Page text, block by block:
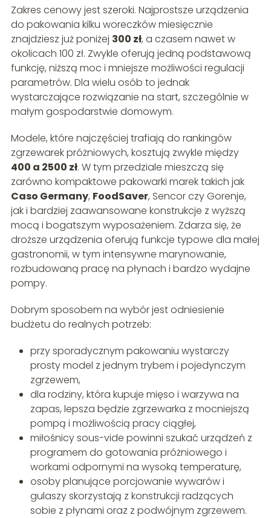
Zakres cenowy jest szeroki. Najprostsze urządzenia
do pakowania kilku woreczków miesięcznie
znajdziesz już poniżej 300 zł, a czasem nawet w
okolicach 100 zł. Zwykle oferują jedną podstawową
funkcję, niższą moc i mniejsze możliwości regulacji
parametrów. Dla wielu osób to jednak
wystarczające rozwiązanie na start, szczególnie w
małym gospodarstwie domowym.
Modele, które najczęściej trafiają do rankingów
zgrzewarek próżniowych, kosztują zwykle między
400 a 2500 zł. W tym przedziale mieszczą się
zarówno kompaktowe pakowarki marek takich jak
Caso Germany, FoodSaver, Sencor czy Gorenje,
jak i bardziej zaawansowane konstrukcje z wyższą
mocą i bogatszym wyposażeniem. Zdarza się, że
droższe urządzenia oferują funkcje typowe dla małej
gastronomii, w tym intensywne marynowanie,
rozbudowaną pracę na płynach i bardzo wydajne
pompy.
Dobrym sposobem na wybór jest odniesienie
budżetu do realnych potrzeb:
przy sporadycznym pakowaniu wystarczy
prosty model z jednym trybem i pojedynczym
zgrzewem,
dla rodziny, która kupuje mięso i warzywa na
zapas, lepsza będzie zgrzewarka z mocniejszą
pompą i możliwością pracy ciągłej,
miłośnicy sous-vide powinni szukać urządzeń z
programem do gotowania próżniowego i
workami odpornymi na wysoką temperaturę,
osoby planujące porcjowanie wywarów i
gulaszy skorzystają z konstrukcji radzących
sobie z płynami oraz z podwójnym zgrzewem.